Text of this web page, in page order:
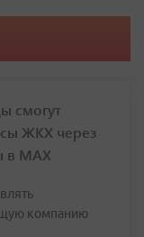
смогут
ЖКХ через
в МАХ
компанию